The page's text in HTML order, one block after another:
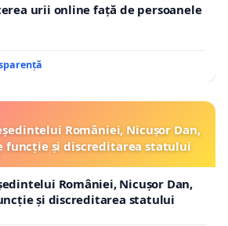
urii online față de persoanele
României, Nicușor Dan,
funcție și discreditarea statului
României, Nicușor Dan,
și discreditarea statului